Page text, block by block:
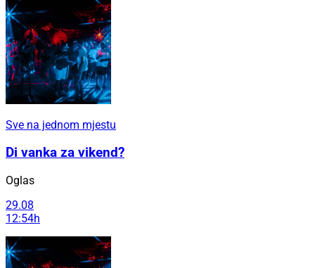
Sve na jednom mjestu
Di vanka za vikend?
Oglas
29.08
12:54h